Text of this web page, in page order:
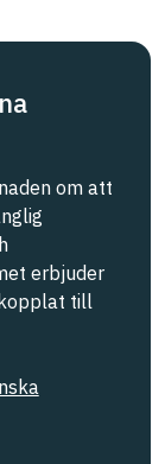
om att
erbjuder
till